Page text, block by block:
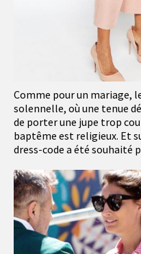
Comme pour un mariage,
solennelle, où une tenue
de porter une jupe trop
baptême est religieux. Et
dress-code a été souhaité